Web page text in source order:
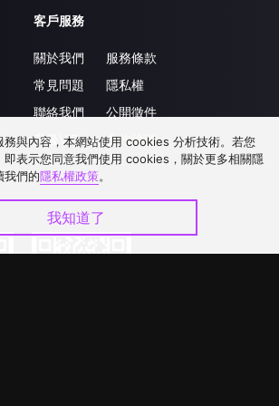
客戶服務
關於我們
常見問題
聯絡我們
升級VIP
服務條款
隱私權
公開徵件
合作洽談
務與內容，本網站使用 cookies 分析技術。若您
即表示您同意我們使用 cookies，關於更多相關隱
我們的隱私權政策。
我知道了